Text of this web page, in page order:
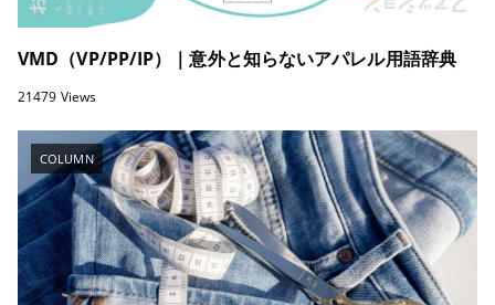
VMD（VP/PP/IP）｜意外と知らないアパレル用語辞典
21479 Views
COLUMN